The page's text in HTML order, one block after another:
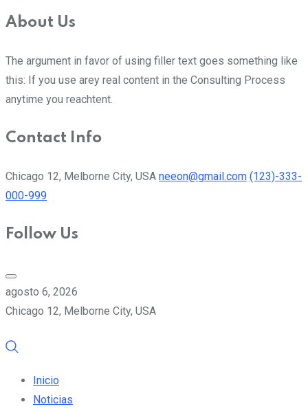
About Us
The argument in favor of using filler text goes something like
this: If you use arey real content in the Consulting Process
anytime you reachtent.
Contact Info
Chicago 12, Melborne City, USA neeon@gmail.com (123)-333-
000-999
Follow Us
agosto 6, 2026
Chicago 12, Melborne City, USA
Inicio
Noticias